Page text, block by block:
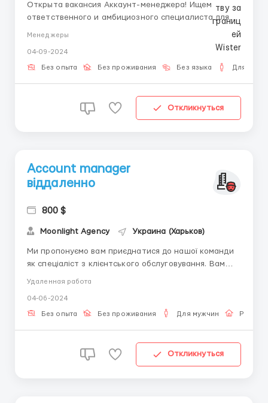
Открыта вакансия Аккаунт-менеджера! Ищем
ответственного и амбициозного специалиста для
входящих сообщений клиентов. Требования:
Пунктуальность и организованность;
Менеджеры
04-09-2024
Без опыта Без проживания Без языка Для
Откликнуться
Account manager
вiддаленно
800 $
Moonlight Agency Украина (Харьков)
Ми пропонуємо вам приєднатися до нашої команди
як спеціаліст з клієнтського обслуговування. Вам
належить забезпечувати високий рівень
взаємодіяти з ними та оперативно реагувати на їхні
запити. Крім того, ви займатиметеся управлінням
Удаленная работа
04-06-2024
Без опыта Без проживания Для мужчин Работа
Откликнуться